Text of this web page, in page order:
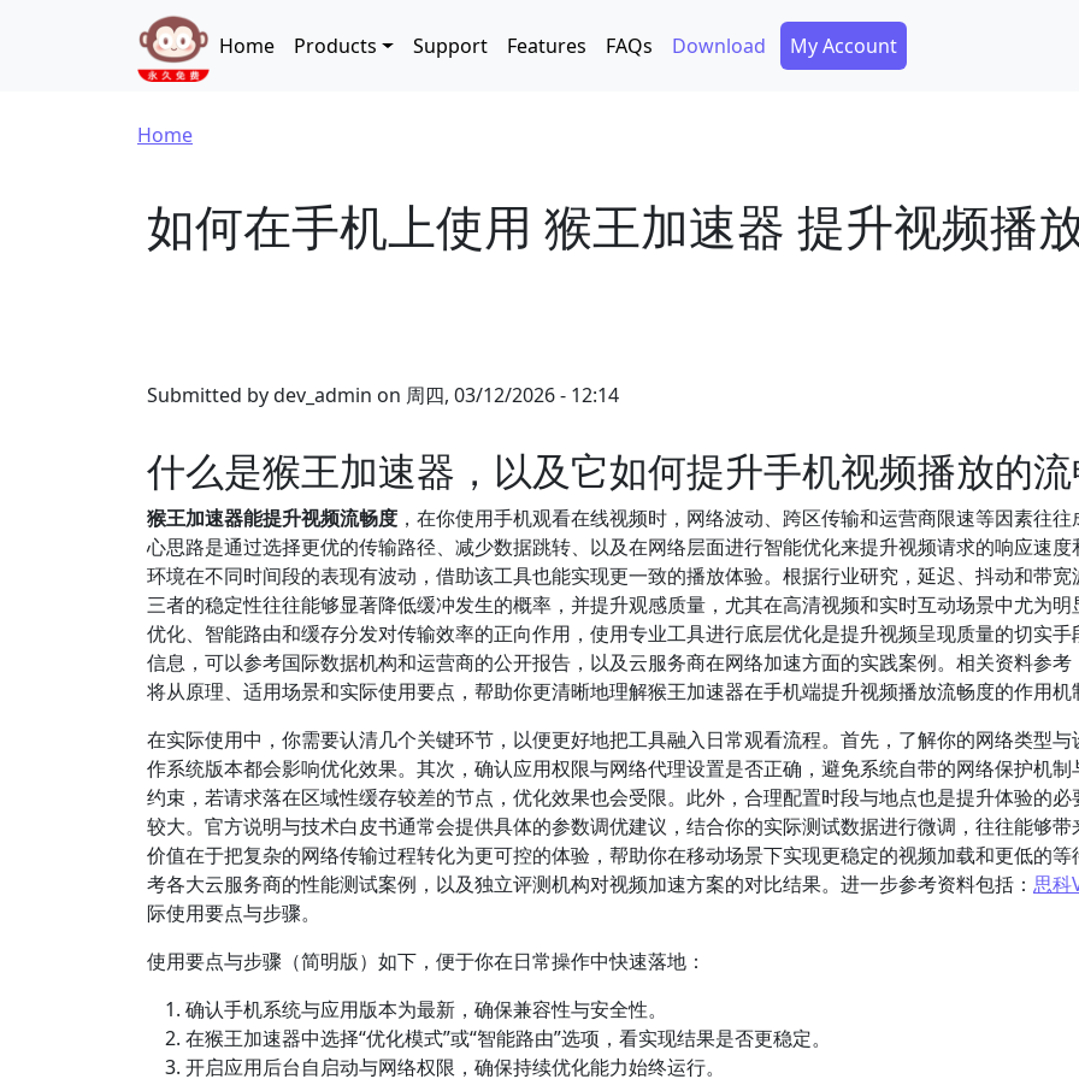
Skip to main content
Main navigation
Home Products Support Features FAQs Download Secondary Menu
My Account
Breadcrumb
Home
如何在手机上使用 猴王加速器 提升视频播
Submitted bydev_admin on 周四, 03/12/2026 - 12:14
什么是猴王加速器，以及它如何提升手机视频播放的
猴王加速器能提升视频流畅度 ，在你使用手机观看在线视频时，网络波动、跨区传输和运营商限速等因素往
心思路是通过选择更优的传输路径、减少数据跳转、以及在网络层面进行智能优化来提升视频请求的响应速
环境在不同时间段的表现有波动，借助该工具也能实现更一致的播放体验。根据行业研究，延迟、抖动和带
三者的稳定性往往能够显著降低缓冲发生的概率，并提升观感质量，尤其在高清视频和实时互动场景中尤为
优化、智能路由和缓存分发对传输效率的正向作用，使用专业工具进行底层优化是提升视频呈现质量的切实
信息，可以参考国际数据机构和运营商的公开报告，以及云服务商在网络加速方面的实践案例。相关资料参考
将从原理、适用场景和实际使用要点，帮助你更清晰地理解猴王加速器在手机端提升视频播放流畅度的作用机
在实际使用中，你需要认清几个关键环节，以便更好地把工具融入日常观看流程。首先，了解你的网络类型
作系统版本都会影响优化效果。其次，确认应用权限与网络代理设置是否正确，避免系统自带的网络保护机
约束，若请求落在区域性缓存较差的节点，优化效果也会受限。此外，合理配置时段与地点也是提升体验的
较大。官方说明与技术白皮书通常会提供具体的参数调优建议，结合你的实际测试数据进行微调，往往能够
价值在于把复杂的网络传输过程转化为更可控的体验，帮助你在移动场景下实现更稳定的视频加载和更低的
考各大云服务商的性能测试案例，以及独立评测机构对视频加速方案的对比结果。进一步参考资料包括： 思科
际使用要点与步骤。
使用要点与步骤（简明版）如下，便于你在日常操作中快速落地：
确认手机系统与应用版本为最新，确保兼容性与安全性。
在猴王加速器中选择“优化模式”或“智能路由”选项，看实现结果是否更稳定。
开启应用后台自启动与网络权限，确保持续优化能力始终运行。